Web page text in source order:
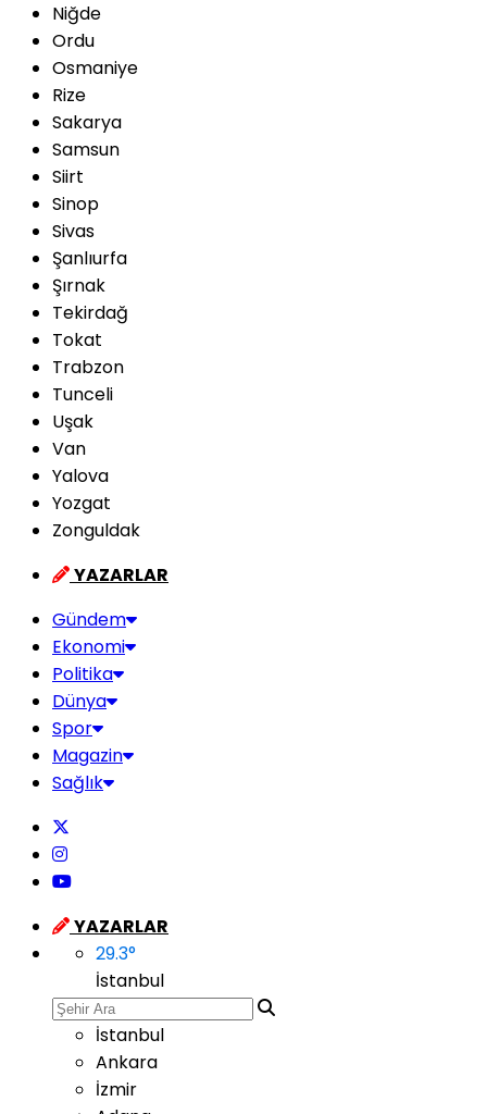
Niğde
Ordu
Osmaniye
Rize
Sakarya
Samsun
Siirt
Sinop
Sivas
Şanlıurfa
Şırnak
Tekirdağ
Tokat
Trabzon
Tunceli
Uşak
Van
Yalova
Yozgat
Zonguldak
YAZARLAR
Gündem
Ekonomi
Politika
Dünya
Spor
Magazin
Sağlık
YAZARLAR
29.3°
İstanbul
İstanbul
Ankara
İzmir